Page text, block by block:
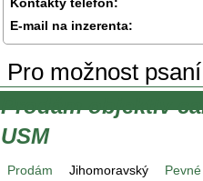
E-mail na inzerenta:
Pro možnost
Prodám objektiv
USM
Prodám Jihomoravský
Pevné